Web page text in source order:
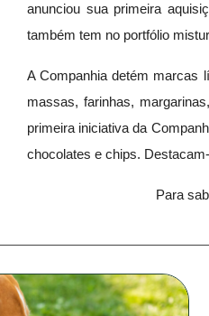
anunciou sua primeira
também tem no portfólio
A Companhia detém marcas
massas, farinhas,
primeira iniciativa da
chocolates e chips.
Para